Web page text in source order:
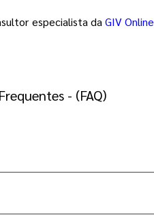
especialista daGIV Online
- (FAQ)